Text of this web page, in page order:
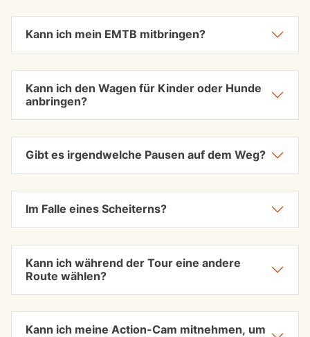
Kann ich mein EMTB mitbringen?
Kann ich den Wagen für Kinder oder Hunde
anbringen?
Gibt es irgendwelche Pausen auf dem Weg?
Im Falle eines Scheiterns?
Kann ich während der Tour eine andere
Route wählen?
Kann ich meine Action-Cam mitnehmen, um